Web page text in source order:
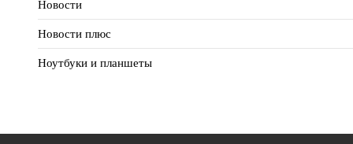
Новости
Новости плюс
Ноутбуки и планшеты